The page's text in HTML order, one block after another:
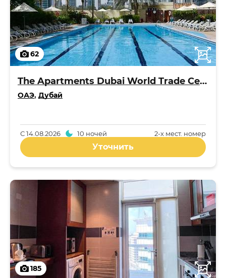
62
The Apartments Dubai World Trade Centre
ОАЭ, Дубай
2-x мест. номер
С14.08.2026 10 ночей
Уточнить
185